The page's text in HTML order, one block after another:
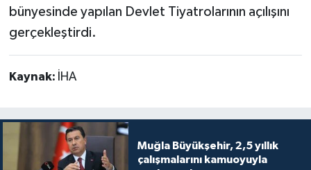
bünyesinde yapılan Devlet Tiyatrolarının açılışını
gerçekleştirdi.
Kaynak: İHA
Muğla Büyükşehir, 2,5 yıllık
çalışmalarını kamuoyuyla